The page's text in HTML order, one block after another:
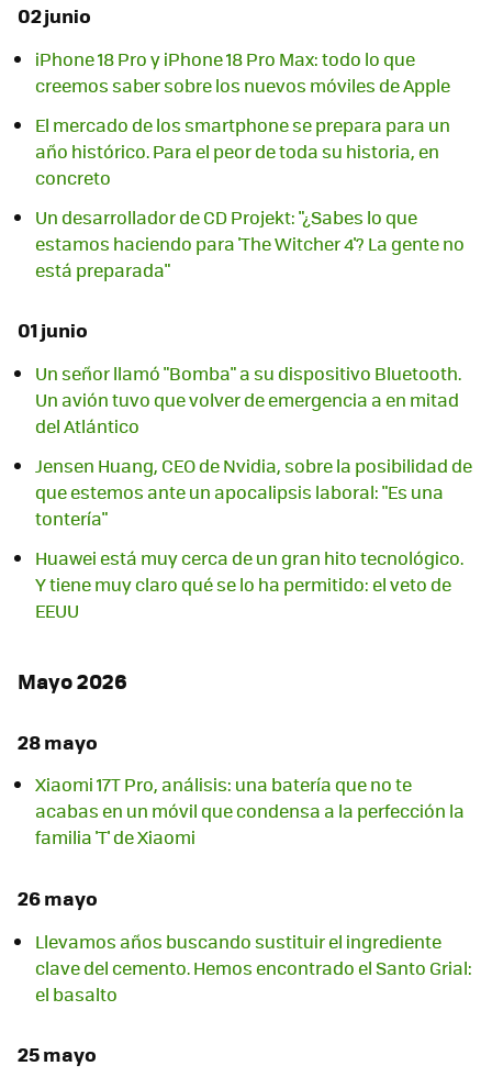
02 junio
iPhone 18 Pro y iPhone 18 Pro Max: todo lo que
creemos saber sobre los nuevos móviles de Apple
El mercado de los smartphone se prepara para un
año histórico. Para el peor de toda su historia, en
concreto
Un desarrollador de CD Projekt: "¿Sabes lo que
estamos haciendo para 'The Witcher 4'? La gente no
está preparada"
01 junio
Un señor llamó "Bomba" a su dispositivo Bluetooth.
Un avión tuvo que volver de emergencia a en mitad
del Atlántico
Jensen Huang, CEO de Nvidia, sobre la posibilidad de
que estemos ante un apocalipsis laboral: "Es una
tontería"
Huawei está muy cerca de un gran hito tecnológico.
Y tiene muy claro qué se lo ha permitido: el veto de
EEUU
Mayo 2026
28 mayo
Xiaomi 17T Pro, análisis: una batería que no te
acabas en un móvil que condensa a la perfección la
familia 'T' de Xiaomi
26 mayo
Llevamos años buscando sustituir el ingrediente
clave del cemento. Hemos encontrado el Santo Grial:
el basalto
25 mayo